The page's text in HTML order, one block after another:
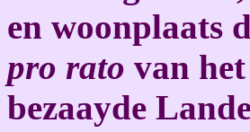
en woonplaats
pro rato van
bezaayde